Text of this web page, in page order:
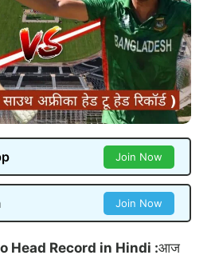
Join Now
Join Now
Head Record in Hindi :आज